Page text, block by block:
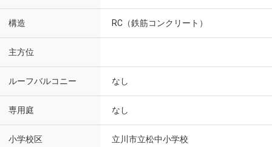
構造 RC（鉄筋コンクリート）
主方位
ルーフバルコニー なし
専用庭 なし
小学校区 立川市立松中小学校